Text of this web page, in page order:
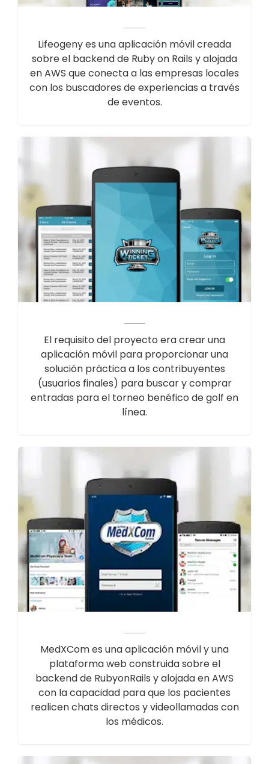
Lifeogeny es una aplicación móvil creada
sobre el backend de Ruby on Rails y alojada
en AWS que conecta a las empresas locales
con los buscadores de experiencias a través
de eventos.
El requisito del proyecto era crear una
aplicación móvil para proporcionar una
solución práctica a los contribuyentes
(usuarios finales) para buscar y comprar
entradas para el torneo benéfico de golf en
línea.
MedXCom es una aplicación móvil y una
plataforma web construida sobre el
backend de RubyonRails y alojada en AWS
con la capacidad para que los pacientes
realicen chats directos y videollamadas con
los médicos.